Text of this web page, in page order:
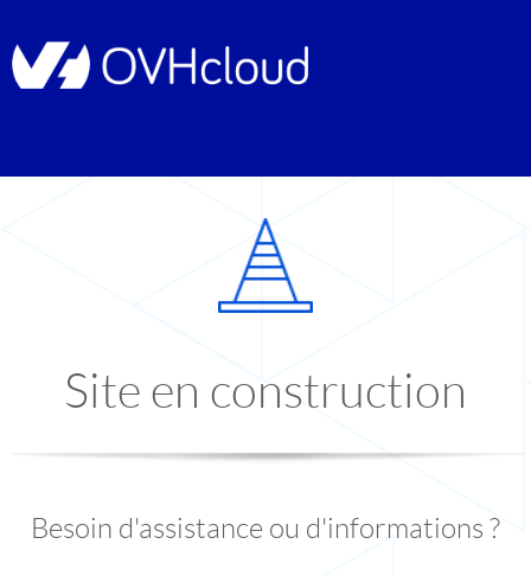
Site en construction
Besoin d'assistance ou d'informations ?